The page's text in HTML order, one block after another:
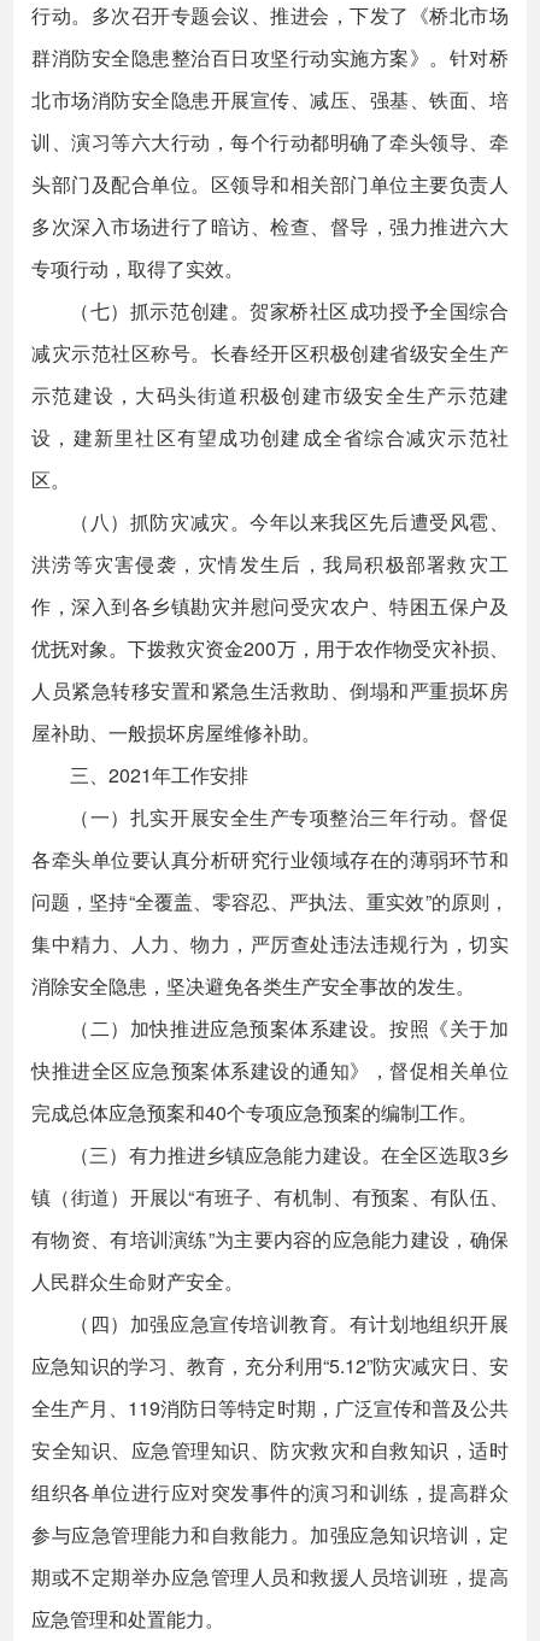
行动。多次召开专题会议、推进会，下发了《桥北市场
群消防安全隐患整治百日攻坚行动实施方案》。针对桥
北市场消防安全隐患开展宣传、减压、强基、铁面、培
训、演习等六大行动，每个行动都明确了牵头领导、牵
头部门及配合单位。区领导和相关部门单位主要负责人
多次深入市场进行了暗访、检查、督导，强力推进六大
专项行动，取得了实效。
（七）抓示范创建。贺家桥社区成功授予全国综合
减灾示范社区称号。长春经开区积极创建省级安全生产
示范建设，大码头街道积极创建市级安全生产示范建
设，建新里社区有望成功创建成全省综合减灾示范社
区。
（八）抓防灾减灾。今年以来我区先后遭受风雹、
洪涝等灾害侵袭，灾情发生后，我局积极部署救灾工
作，深入到各乡镇勘灾并慰问受灾农户、特困五保户及
优抚对象。下拨救灾资金200万，用于农作物受灾补损、
人员紧急转移安置和紧急生活救助、倒塌和严重损坏房
屋补助、一般损坏房屋维修补助。
三、2021年工作安排
（一）扎实开展安全生产专项整治三年行动。督促
各牵头单位要认真分析研究行业领域存在的薄弱环节和
问题，坚持“全覆盖、零容忍、严执法、重实效”的原则，
集中精力、人力、物力，严厉查处违法违规行为，切实
消除安全隐患，坚决避免各类生产安全事故的发生。
（二）加快推进应急预案体系建设。按照《关于加
快推进全区应急预案体系建设的通知》，督促相关单位
完成总体应急预案和40个专项应急预案的编制工作。
（三）有力推进乡镇应急能力建设。在全区选取3乡
镇（街道）开展以“有班子、有机制、有预案、有队伍、
有物资、有培训演练”为主要内容的应急能力建设，确保
人民群众生命财产安全。
（四）加强应急宣传培训教育。有计划地组织开展
应急知识的学习、教育，充分利用“5.12”防灾减灾日、安
全生产月、119消防日等特定时期，广泛宣传和普及公共
安全知识、应急管理知识、防灾救灾和自救知识，适时
组织各单位进行应对突发事件的演习和训练，提高群众
参与应急管理能力和自救能力。加强应急知识培训，定
期或不定期举办应急管理人员和救援人员培训班，提高
应急管理和处置能力。